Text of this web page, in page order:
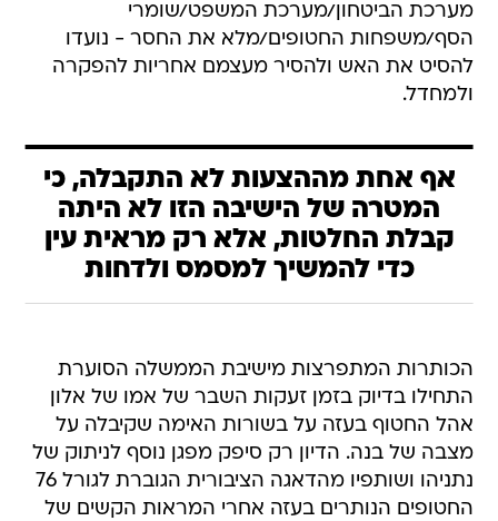
מערכת הביטחון/מערכת המשפט/שומרי
הסף/משפחות החטופים/מלא את החסר - נועדו
להסיט את האש ולהסיר מעצמם אחריות להפקרה
ולמחדל.
אף אחת מההצעות לא התקבלה, כי
המטרה של הישיבה הזו לא היתה
קבלת החלטות, אלא רק מראית עין
כדי להמשיך למסמס ולדחות
הכותרות המתפרצות מישיבת הממשלה הסוערת
התחילו בדיוק בזמן זעקות השבר של אמו של אלון
אהל החטוף בעזה על בשורות האימה שקיבלה על
מצבה של בנה. הדיון רק סיפק מפגן נוסף לניתוק של
נתניהו ושותפיו מהדאגה הציבורית הגוברת לגורל 76
החטופים הנותרים בעזה אחרי המראות הקשים של